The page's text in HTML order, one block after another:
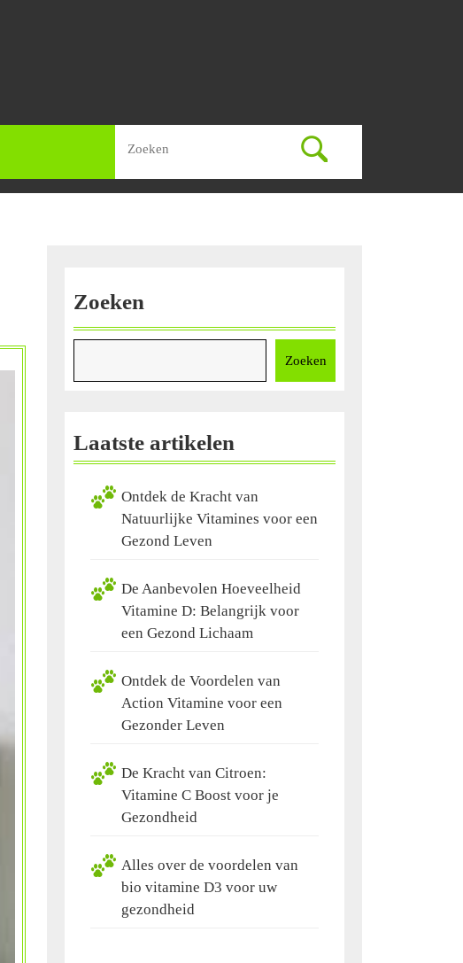
naar:
Zoeken
Zoeken
Laatste artikelen
Ontdek de Kracht van
Natuurlijke Vitamines voor een
Gezond Leven
De Aanbevolen Hoeveelheid
Vitamine D: Belangrijk voor
een Gezond Lichaam
Ontdek de Voordelen van
Action Vitamine voor een
Gezonder Leven
De Kracht van Citroen:
Vitamine C Boost voor je
Gezondheid
Alles over de voordelen van
bio vitamine D3 voor uw
gezondheid